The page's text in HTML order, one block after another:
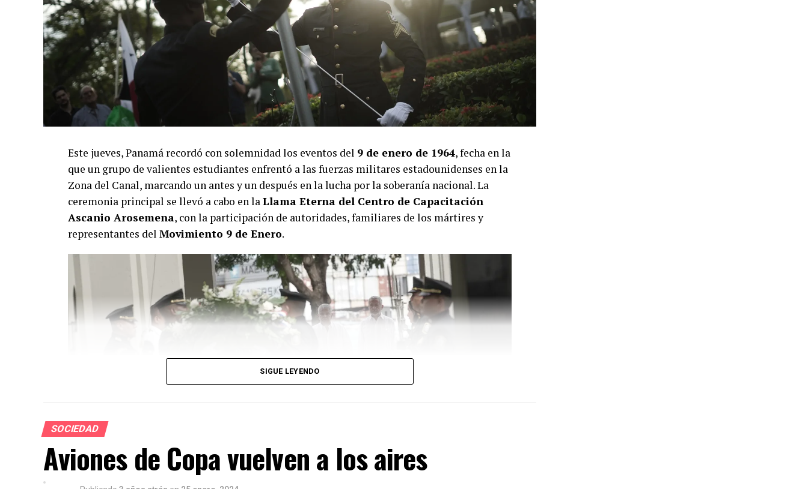
Este jueves, Panamá recordó con solemnidad los eventos del 9 de enero de 1964, fecha en la
que un grupo de valientes estudiantes enfrentó a las fuerzas militares estadounidenses en la
Zona del Canal, marcando un antes y un después en la lucha por la soberanía nacional. La
ceremonia principal se llevó a cabo en la Llama Eterna del Centro de Capacitación
Ascanio Arosemena, con la participación de autoridades, familiares de los mártires y
representantes del Movimiento 9 de Enero.
SIGUE LEYENDO
SOCIEDAD
Aviones de Copa vuelven a los aires